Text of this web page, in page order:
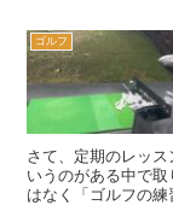
ゴルフ
さて、定期のレッスンです。 「これやったら上
いうのがある中で
はなく「ゴルフの練習」が